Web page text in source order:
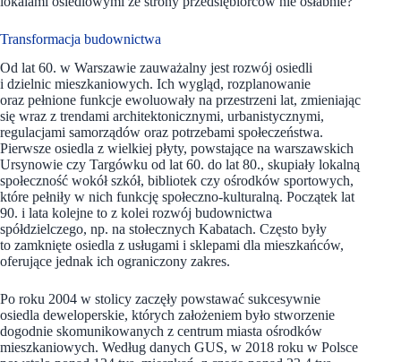
Transformacja budownictwa
Od lat 60. w Warszawie zauważalny jest rozwój osiedli
i dzielnic mieszkaniowych. Ich wygląd, rozplanowanie
oraz pełnione funkcje ewoluowały na przestrzeni lat, zmieniając
się wraz z trendami architektonicznymi, urbanistycznymi,
regulacjami samorządów oraz potrzebami społeczeństwa.
Pierwsze osiedla z wielkiej płyty, powstające na warszawskich
Ursynowie czy Targówku od lat 60. do lat 80., skupiały lokalną
społeczność wokół szkół, bibliotek czy ośrodków sportowych,
które pełniły w nich funkcję społeczno-kulturalną. Początek lat
90. i lata kolejne to z kolei rozwój budownictwa
spółdzielczego, np. na stołecznych Kabatach. Często były
to zamknięte osiedla z usługami i sklepami dla mieszkańców,
oferujące jednak ich ograniczony zakres.
Po roku 2004 w stolicy zaczęły powstawać sukcesywnie
osiedla deweloperskie, których założeniem było stworzenie
dogodnie skomunikowanych z centrum miasta ośrodków
mieszkaniowych. Według danych GUS, w 2018 roku w Polsce